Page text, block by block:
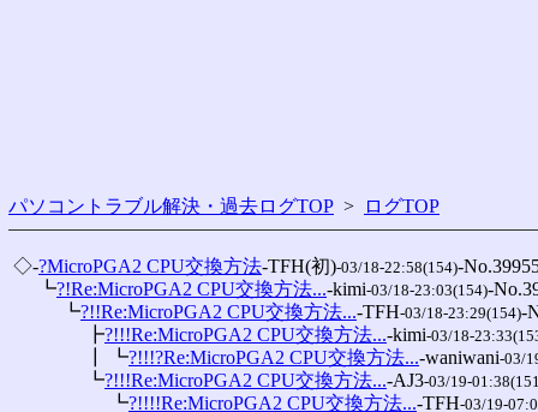
パソコントラブル解決・過去ログTOP > ログTOP
◇-?MicroPGA2 CPU交換方法-TFH(初)-03/18-22:58(154)-
┗?!Re:MicroPGA2 CPU交換方法...-kimi-03/18-23:03(154)-
┗?!!Re:MicroPGA2 CPU交換方法...-TFH-03/18-23:29(154)-
┣?!!!Re:MicroPGA2 CPU交換方法...-kimi-03/18-
┃ ┗?!!!?Re:MicroPGA2 CPU交換方法...-waniwani-03/
┗?!!!Re:MicroPGA2 CPU交換方法...-AJ3-03/19-
┗?!!!!Re:MicroPGA2 CPU交換方法...-TFH-03/19-